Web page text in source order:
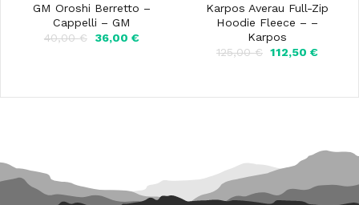
GM Oroshi Berretto –
Cappelli – GM
40,00€
Il
36,00€Il
Karpos Averau Full-Zip
Hoodie Fleece – –
Karpos
125,00€ Il
125,00 €.
112,50€Il
112,50